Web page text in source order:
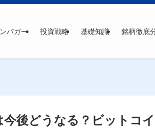
バガー 投資戦略 基礎知識 銘柄徹底
後どうなる？ビットコ